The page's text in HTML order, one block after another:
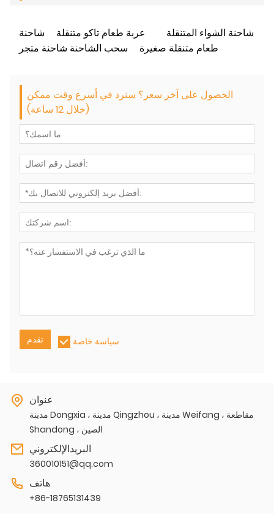
شاحنة الشواء المتنقلة عربة طعام تاكو متنقلة
شاحنة
طعام متنقلة صغيرة
سحب الشاحنة شاحنة متجر
الحصول على آخر سعر؟ سنرد في أسرع وقت ممكن
(خلال 12 ساعة)
تقدم سياسة خاصة
عنوان
مدينة Dongxia ، مدينة Qingzhou ، مدينة Weifang ، مقاطعة
Shandong ، الصين
البريدالإلكتروني
360010151@qq.com
هاتف
+86-18765131439